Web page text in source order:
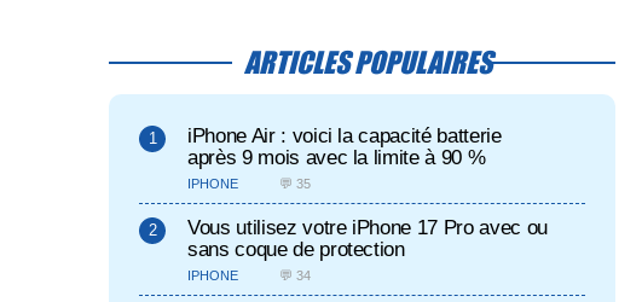
ARTICLES POPULAIRES
iPhone Air : voici la capacité batterie
après 9 mois avec la limite à 90 %
IPHONE 💬 35
Vous utilisez votre iPhone 17 Pro avec ou
sans coque de protection
IPHONE 💬 34